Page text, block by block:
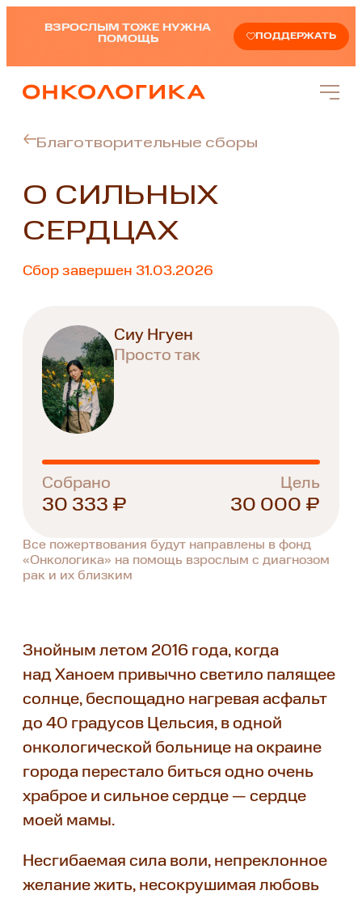
ВЗРОСЛЫМ ТОЖЕ НУЖНА
ПОМОЩЬ
ПОДДЕРЖАТЬ
Благотворительные сборы
О СИЛЬНЫХ
СЕРДЦАХ
Сбор завершен 31.03.2026
Сиу Нгуен
Просто так
Собрано
30 333 ₽
Цель
30 000 ₽
Все пожертвования будут направлены в фонд
«Онкологика» на помощь взрослым с диагнозом
рак и их близким
Знойным летом 2016 года, когда
над Ханоем привычно светило палящее
солнце, беспощадно нагревая асфальт
до 40 градусов Цельсия, в одной
онкологической больнице на окраине
города перестало биться одно очень
храброе и сильное сердце — сердце
моей мамы.
Несгибаемая сила воли, непреклонное
желание жить, несокрушимая любовь